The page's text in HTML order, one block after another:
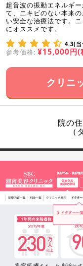
超音波の振動エネルギ
て、ニキビのない本来
い安全な治療法です。
にオススメです。
4.3(当
参考価格: ¥15,000円(
クリニ
院の
（